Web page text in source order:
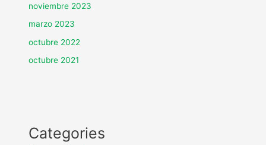
noviembre 2023
marzo 2023
octubre 2022
octubre 2021
Categories